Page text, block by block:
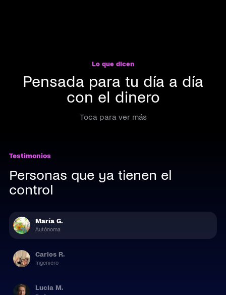
Lo que dicen
Pensada para tu día a día
con el dinero
Toca para ver más
Testimonios
Personas que ya tienen el
control
María G.
Autónoma
Carlos R.
Ingeniero
Lucia M.